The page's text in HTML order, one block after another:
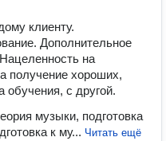
клиенту.
Дополнительное
на
получение хороших,
обучения, с другой.
музыки, подготовка
к му... Читать ещё